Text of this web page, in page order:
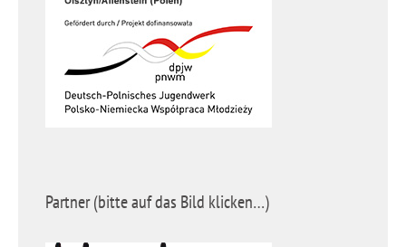
Partner (bitte auf das Bild klicken…)